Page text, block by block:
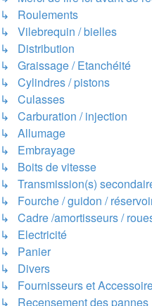
↳ Roulements
↳ Vilebrequin / bielles
↳ Distribution
↳ Graissage / Etanchéité
↳ Cylindres / pistons
↳ Culasses
↳ Carburation / injection
↳ Allumage
↳ Embrayage
↳ Boits de vitesse
↳ Transmission(s)
↳ Fourche / guidon /
↳ Cadre /amortisseurs /
↳ Electricité
↳ Panier
↳ Divers
↳ Fournisseurs et
↳ Recensement des pannes